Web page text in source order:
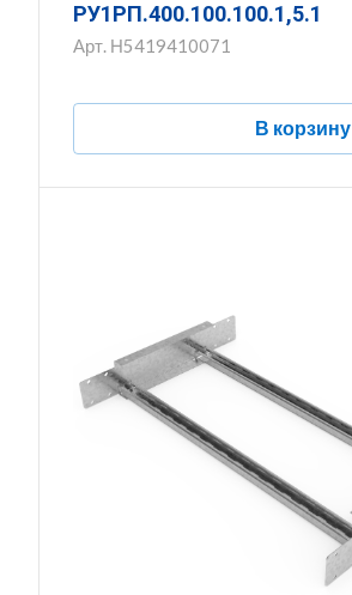
РУ1РП.400.100.100.1,5.1
Арт. Н5419410071
В корзину